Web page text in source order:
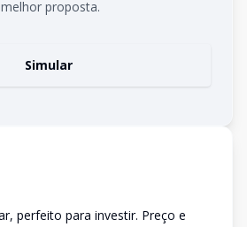
proposta.
Simular
perfeito para investir. Preço e